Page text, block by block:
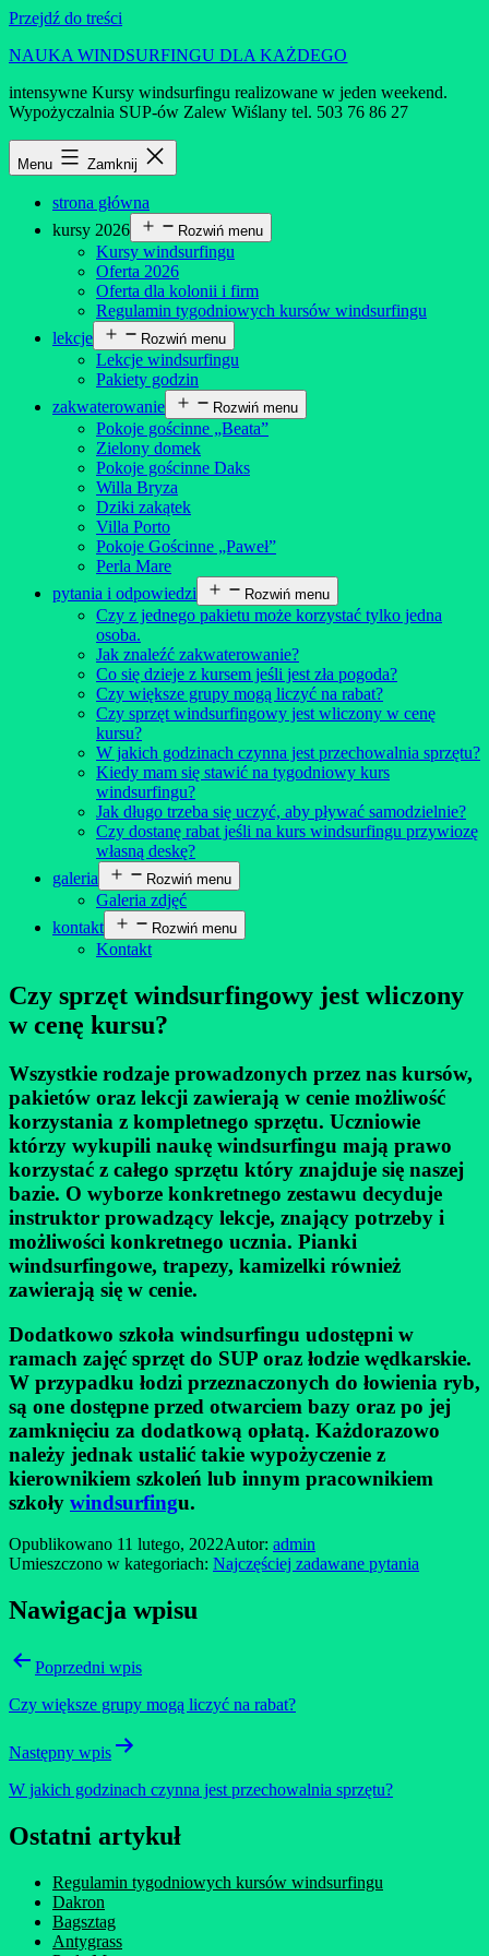
Przejdź do treści
NAUKA WINDSURFINGU DLA KAŻDEGO
intensywne Kursy windsurfingu realizowane w jeden weekend.
Wypożyczalnia SUP-ów Zalew Wiślany tel. 503 76 86 27
Menu Zamknij
strona główna
kursy 2026
Rozwiń menu
Kursy windsurfingu
Oferta 2026
Oferta dla kolonii i firm
Regulamin tygodniowych kursów windsurfingu
lekcje
Rozwiń menu
Lekcje windsurfingu
Pakiety godzin
zakwaterowanie
Rozwiń menu
Pokoje gościnne „Beata”
Zielony domek
Pokoje gościnne Daks
Willa Bryza
Dziki zakątek
Villa Porto
Pokoje Gościnne „Paweł”
Perla Mare
pytania i odpowiedzi
Rozwiń menu
Czy z jednego pakietu może korzystać tylko jedna
osoba.
Jak znaleźć zakwaterowanie?
Co się dzieje z kursem jeśli jest zła pogoda?
Czy większe grupy mogą liczyć na rabat?
Czy sprzęt windsurfingowy jest wliczony w cenę
kursu?
W jakich godzinach czynna jest przechowalnia sprzętu?
Kiedy mam się stawić na tygodniowy kurs
windsurfingu?
Jak długo trzeba się uczyć, aby pływać samodzielnie?
Czy dostanę rabat jeśli na kurs windsurfingu przywiozę
własną deskę?
galeria
Rozwiń menu
Galeria zdjęć
kontakt
Rozwiń menu
Kontakt
Czy sprzęt windsurfingowy jest wliczony
w cenę kursu?
Wszystkie rodzaje prowadzonych przez nas kursów,
pakietów oraz lekcji zawierają w cenie możliwość
korzystania z kompletnego sprzętu. Uczniowie
którzy wykupili naukę windsurfingu mają prawo
korzystać z całego sprzętu który znajduje się naszej
bazie. O wyborze konkretnego zestawu decyduje
instruktor prowadzący lekcje, znający potrzeby i
możliwości konkretnego ucznia. Pianki
windsurfingowe, trapezy, kamizelki również
zawierają się w cenie.
Dodatkowo szkoła windsurfingu udostępni w
ramach zajęć sprzęt do SUP oraz łodzie wędkarskie.
W przypadku łodzi przeznaczonych do łowienia ryb,
są one dostępne przed otwarciem bazy oraz po jej
zamknięciu za dodatkową opłatą. Każdorazowo
należy jednak ustalić takie wypożyczenie z
kierownikiem szkoleń lub innym pracownikiem
szkoły windsurfingu.
Opublikowano 11 lutego, 2022Autor: admin
Umieszczono w kategoriach: Najczęściej zadawane pytania
Nawigacja wpisu
Poprzedni wpis
Czy większe grupy mogą liczyć na rabat?
Następny wpis
W jakich godzinach czynna jest przechowalnia sprzętu?
Ostatni artykuł
Regulamin tygodniowych kursów windsurfingu
Dakron
Bagsztag
Antygrass